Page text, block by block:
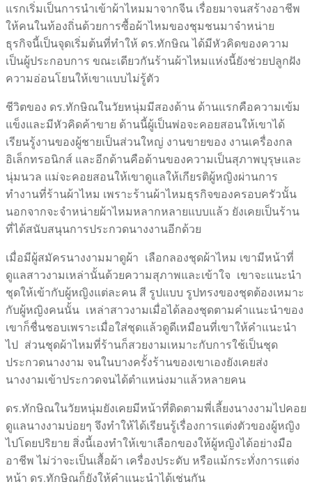
แรกเริ่มเป็นการนำเข้าผ้าไหมมาจากจีน เรื่อยมาจนสร้างอาชีพ
ให้คนในท้องถิ่นด้วยการซื้อผ้าไหมของชุมชนมาจำหน่าย
ธุรกิจนี้เป็นจุดเริ่มต้นที่ทำให้ ดร.ทักษิณ ได้มีหัวคิดของความ
เป็นผู้ประกอบการ ขณะเดียวกันร้านผ้าไหมแห่งนี้ยังช่วยปลูกฝัง
ความอ่อนโยนให้เขาแบบไม่รู้ตัว
ชีวิตของ ดร.ทักษิณในวัยหนุ่มมีสองด้าน ด้านแรกคือความเข้ม
แข็งและมีหัวคิดค้าขาย ด้านนี้ผู้เป็นพ่อจะคอยสอนให้เขาได้
เรียนรู้งานของผู้ชายเป็นส่วนใหญ่ งานขายของ งานเครื่องกล
อิเล็กทรอนิกส์ และอีกด้านคือด้านของความเป็นสุภาพบุรุษและ
นุ่มนวล แม่จะคอยสอนให้เขาดูแลให้เกียรติผู้หญิงผ่านการ
ทำงานที่ร้านผ้าไหม เพราะร้านผ้าไหมธุรกิจของครอบครัวนั้น
นอกจากจะจำหน่ายผ้าไหมหลากหลายแบบแล้ว ยังเคยเป็นร้าน
ที่ได้สนับสนุนการประกวดนางงานอีกด้วย
เมื่อมีผู้สมัครนางงามมาดูผ้า เลือกลองชุดผ้าไหม เขามีหน้าที่
ดูแลสาวงามเหล่านั้นด้วยความสุภาพและเข้าใจ เขาจะแนะนำ
ชุดให้เข้ากับผู้หญิงแต่ละคน สี รูปแบบ รูปทรงของชุดต้องเหมาะ
กับผู้หญิงคนนั้น เหล่าสาวงามเมื่อได้ลองชุดตามคำแนะนำของ
เขาก็ชื่นชอบเพราะเมื่อใส่ชุดแล้วดูดีเหมือนที่เขาให้คำแนะนำ
ไป ส่วนชุดผ้าไหมที่ร้านก็สวยงามเหมาะกับการใช้เป็นชุด
ประกวดนางงาม จนในบางครั้งร้านของเขาเองยังเคยส่ง
นางงามเข้าประกวดจนได้ตำแหน่งมาแล้วหลายคน
ดร.ทักษิณในวัยหนุ่มยังเคยมีหน้าที่ติดตามพี่เลี้ยงนางงามไปคอย
ดูแลนางงามบ่อยๆ จึงทำให้ได้เรียนรู้เรื่องการแต่งตัวของผู้หญิง
ไปโดยปริยาย สิ่งนี้เองทำให้เขาเลือกของให้ผู้หญิงได้อย่างมือ
อาชีพ ไม่ว่าจะเป็นเสื้อผ้า เครื่องประดับ หรือแม้กระทั่งการแต่ง
หน้า ดร.ทักษิณก็ยังให้คำแนะนำได้เช่นกัน